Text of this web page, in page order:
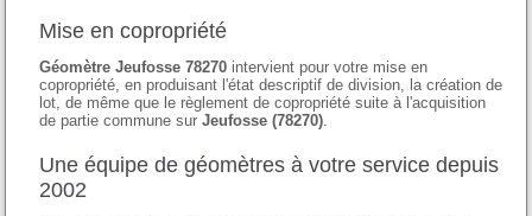
Mise en copropriété
Géomètre Jeufosse 78270 intervient pour votre mise en
copropriété, en produisant l'état descriptif de division, la création de
lot, de même que le règlement de copropriété suite à l'acquisition
de partie commune surJeufosse (78270).
Une équipe de géomètres à votre service depuis
2002